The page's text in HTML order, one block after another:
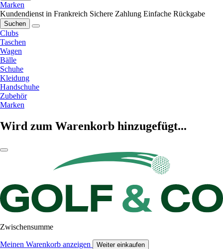
Marken
Kundendienst in Frankreich Sichere Zahlung Einfache Rückgabe
Suchen
Clubs
Taschen
Wagen
Bälle
Schuhe
Kleidung
Handschuhe
Zubehör
Marken
Wird zum Warenkorb hinzugefügt...
Zwischensumme
Meinen Warenkorb anzeigen Weiter einkaufen